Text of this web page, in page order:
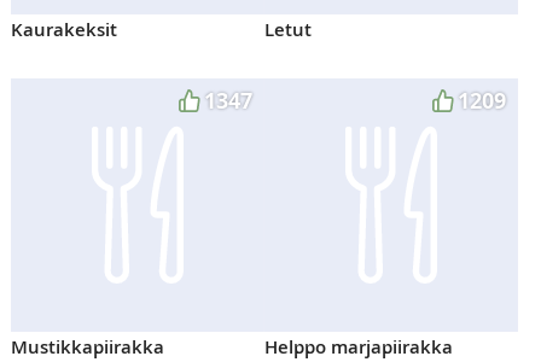
Kaurakeksit Letut
1347
Mustikkapiirakka
1209
Helppo marjapiirakka